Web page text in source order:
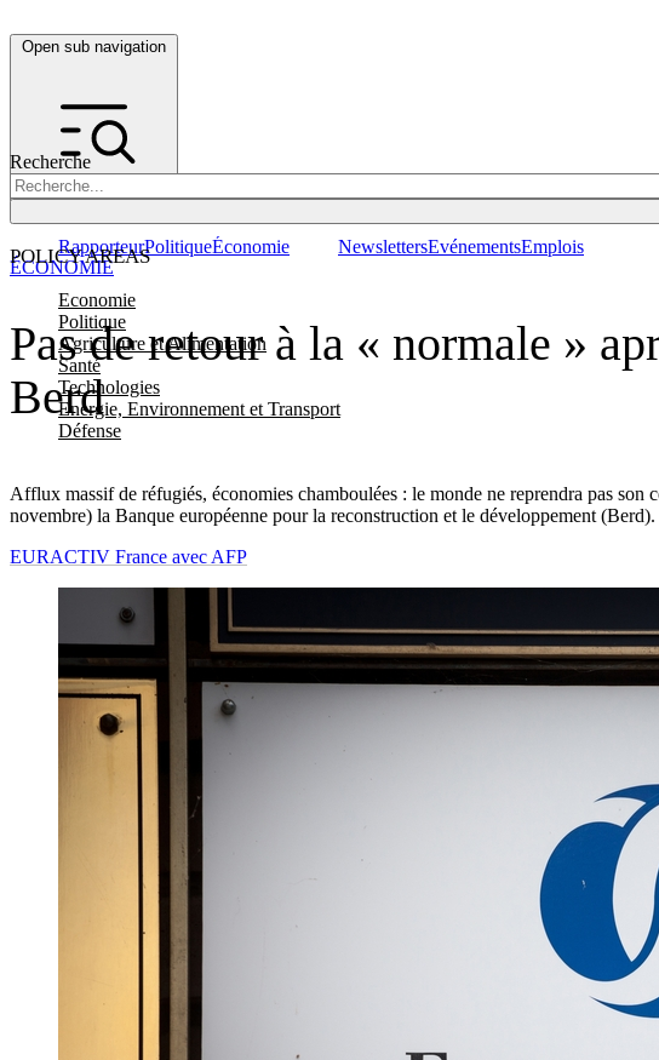
Open sub navigation
Recherche
POLICY AREAS
Economie
Politique
Agriculture et Alimentation
Santé
Technologies
Energie, Environnement et Transport
Défense
RapporteurPolitiqueÉconomie NewslettersEvénementsEmplois
Pas de retour à la « normale »
Berd
Afflux massif de réfugiés, économies chamboulées : le monde ne reprendra pas son
novembre) la Banque européenne pour la reconstruction et le développement (Berd).
ÉCONOMIE
EURACTIV France avec AFP